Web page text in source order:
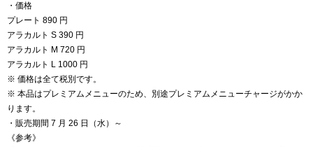
・価格
プレート 890 円
アラカルト S 390 円
アラカルト M 720 円
アラカルト L 1000 円
※ 価格は全て税別です。
※ 本品はプレミアムメニューのため、別途プレミアムメニューチャージがかか
ります。
・販売期間 7 月 26 日（水）～
《参考》